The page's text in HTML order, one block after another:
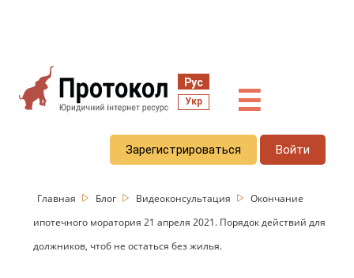
Рус
Укр ☰
Зарегистрироваться Войти
Главная Блог Видеоконсультация
Окончание
ипотечного моратория 21 апреля 2021. Порядок действий для
должников, чтоб не остаться без жилья.